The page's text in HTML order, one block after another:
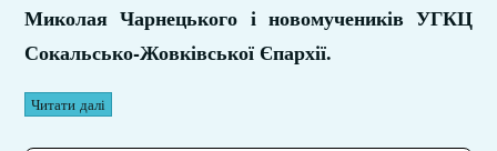
Миколая Чарнецького і новомучеників УГКЦ
Сокальсько-Жовківської Єпархії.
Читати далі